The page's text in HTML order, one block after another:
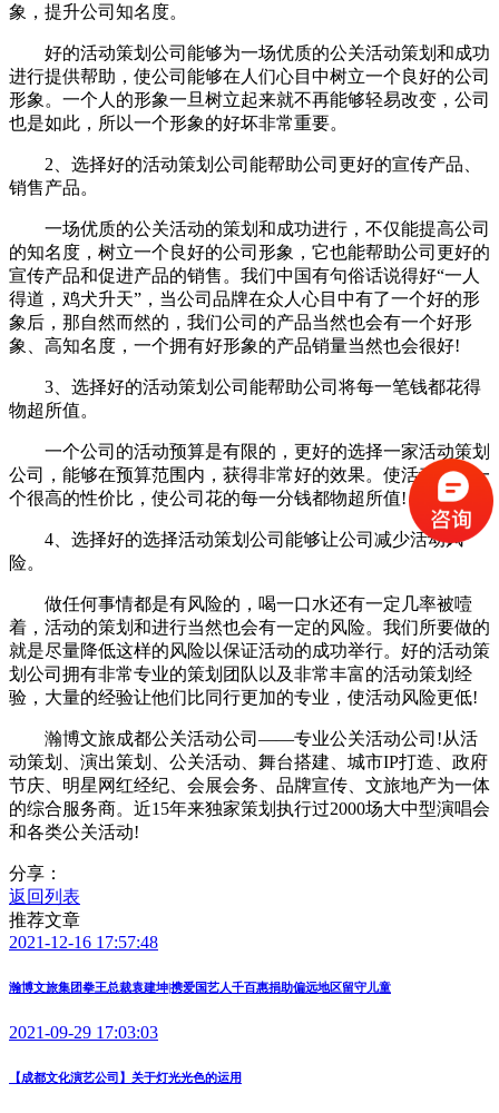
象，提升公司知名度。
好的活动策划公司能够为一场优质的公关活动策划和成功
进行提供帮助，使公司能够在人们心目中树立一个良好的公司
形象。一个人的形象一旦树立起来就不再能够轻易改变，公司
也是如此，所以一个形象的好坏非常重要。
2、选择好的活动策划公司能帮助公司更好的宣传产品、
销售产品。
一场优质的公关活动的策划和成功进行，不仅能提高公司
的知名度，树立一个良好的公司形象，它也能帮助公司更好的
宣传产品和促进产品的销售。我们中国有句俗话说得好“一人
得道，鸡犬升天”，当公司品牌在众人心目中有了一个好的形
象后，那自然而然的，我们公司的产品当然也会有一个好形
象、高知名度，一个拥有好形象的产品销量当然也会很好!
3、选择好的活动策划公司能帮助公司将每一笔钱都花得
物超所值。
一个公司的活动预算是有限的，更好的选择一家活动策划
公司，能够在预算范围内，获得非常好的效果。使活动拥有一
个很高的性价比，使公司花的每一分钱都物超所值!
4、选择好的选择活动策划公司能够让公司减少活动风
险。
做任何事情都是有风险的，喝一口水还有一定几率被噎
着，活动的策划和进行当然也会有一定的风险。我们所要做的
就是尽量降低这样的风险以保证活动的成功举行。好的活动策
划公司拥有非常专业的策划团队以及非常丰富的活动策划经
验，大量的经验让他们比同行更加的专业，使活动风险更低!
瀚博文旅成都公关活动公司——专业公关活动公司!从活
动策划、演出策划、公关活动、舞台搭建、城市IP打造、政府
节庆、明星网红经纪、会展会务、品牌宣传、文旅地产为一体
的综合服务商。近15年来独家策划执行过2000场大中型演唱会
和各类公关活动!
分享：
返回列表
推荐文章
2021-12-16 17:57:48
瀚博文旅集团拳王总裁袁建坤|携爱国艺人千百惠捐助偏远地区留守儿童
2021-09-29 17:03:03
【成都文化演艺公司】关于灯光光色的运用